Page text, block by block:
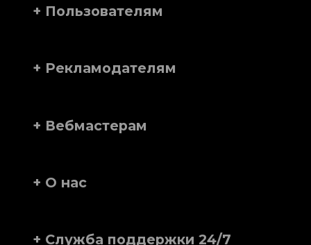
+ Пользователям
+ Рекламодателям
+ Вебмастерам
+ О нас
+ Служба поддержки 24/7